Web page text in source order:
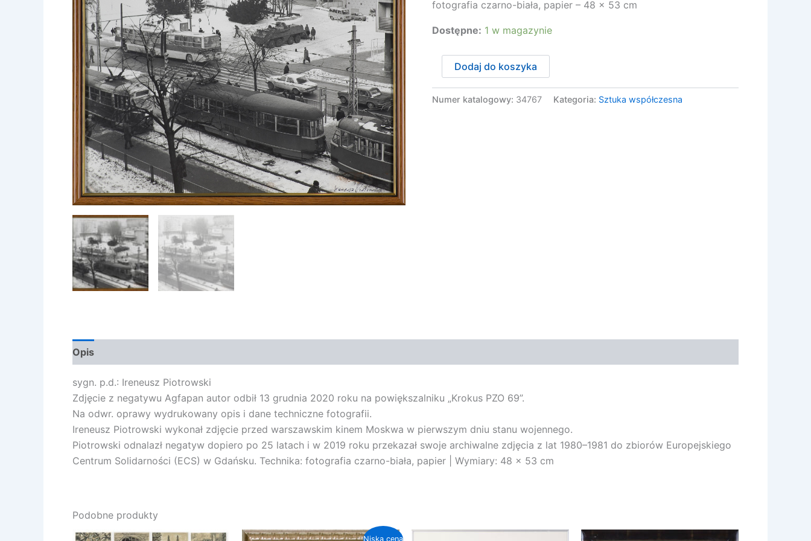
fotografia czarno-biała, papier – 48 x 53 cm
Dostępne: 1 w magazynie
Piotrowski
-
Dodaj do koszyka
Numer katalogowy: 34767 Kategoria: Sztuka współczesna
Opis
sygn. p.d.: Ireneusz Piotrowski
Zdjęcie z negatywu Agfapan autor odbił 13 grudnia 2020 roku na powiększalniku „Krokus PZO 69”.
Na odwr. oprawy wydrukowany opis i dane techniczne fotografii.
Ireneusz Piotrowski wykonał zdjęcie przed warszawskim kinem Moskwa w pierwszym dniu stanu wojennego.
Piotrowski odnalazł negatyw dopiero po 25 latach i w 2019 roku przekazał swoje archiwalne zdjęcia z lat 1980–1981 do zbiorów Europejskiego
Centrum Solidarności (ECS) w Gdańsku. Technika: fotografia czarno-biała, papier | Wymiary: 48 x 53 cm
Podobne produkty
Niska cena